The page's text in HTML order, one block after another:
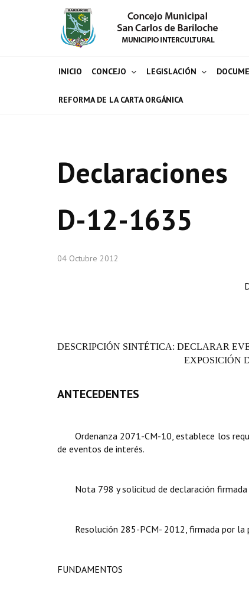
INICIO CONCEJO LEGISLACIÓN
REFORMA DE LA CARTA ORGÁNICA
Declaraciones
D-12-1635
04 Octubre 2012
DESCRIPCIÓN SINTÉTICA: DECLARAR
EXPOSICIÓN
ANTECEDENTES
Ordenanza 2071-CM-10, establece los
de eventos de interés.
Nota 798 y solicitud de declaración
Resolución 285-PCM- 2012, firmada por la
FUNDAMENTOS